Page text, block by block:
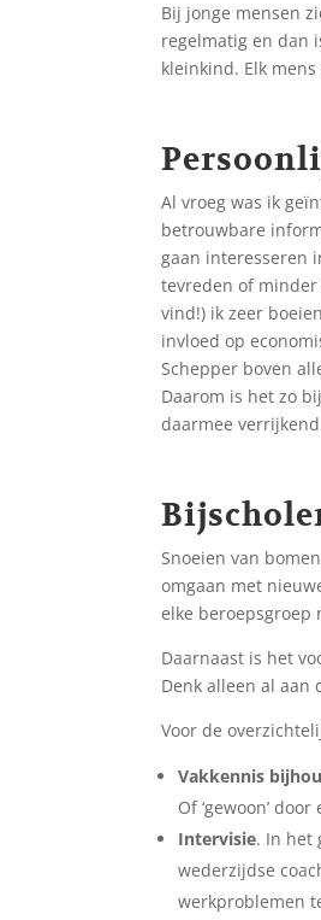
Bij jonge mensen
regelmatig en dan
kleinkind. Elk
Al vroeg was ik
betrouwbare
gaan interesseren
tevreden of
vind!) ik zeer
invloed op
Schepper boven
Daarom is het zo
daarmee
Snoeien van
omgaan met
elke beroepsgroep
Daarnaast is het
Denk alleen al
Voor de
Vakkennis
Of ‘gewoon’
Intervisie. In het
wederzijdse
werkproblemen